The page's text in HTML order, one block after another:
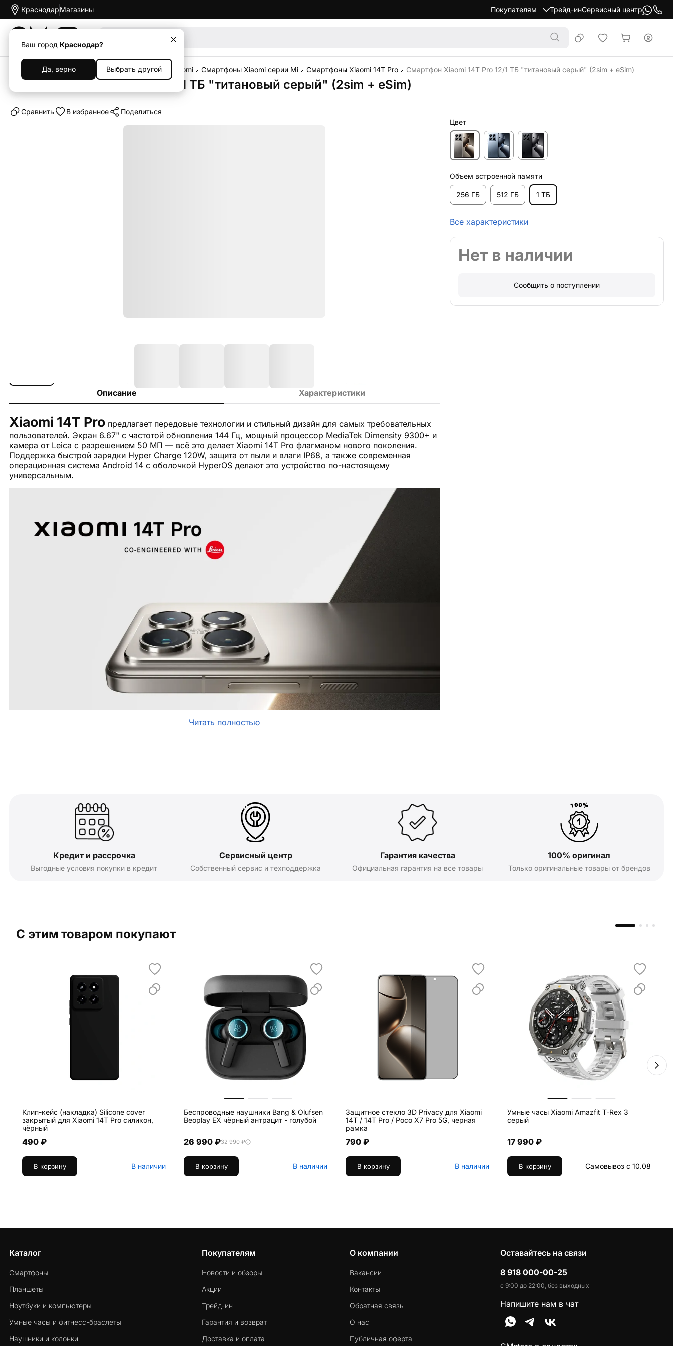
Краснодар
Ваш город Краснодар?
Да, верно Выбрать другой
Магазины Покупателям Трейд-инСервисный центр
Каталог Смартфоны Смартфоны Xiaomi Смартфоны Xiaomi серии Mi Смартфоны Xiaomi 14T Pro Смартфон Xiaomi 14T Pro 12/1 ТБ "титановый серый" (2sim + eSim)
Смартфон Xiaomi 14T Pro 12/1 ТБ "титановый серый" (2sim + eSim)
Cравнить В избранное Поделиться
Описание Характеристики
Xiaomi 14T Pro предлагает передовые технологии и стильный дизайн для самых требовательных
пользователей. Экран 6.67" с частотой обновления 144 Гц, мощный процессор MediaTek Dimensity 9300+ и
камера от Leica с разрешением 50 МП — всё это делает Xiaomi 14T Pro флагманом нового поколения.
Поддержка быстрой зарядки Hyper Charge 120W, защита от пыли и влаги IP68, а также современная
операционная система Android 14 с оболочкой HyperOS делают это устройство по-настоящему
универсальным.
Читать полностью
Цвет
Объем встроенной памяти
256 ГБ 512 ГБ 1 ТБ
Все характеристики
Нет в наличии
Сообщить о поступлении
Кредит и рассрочка
Выгодные условия покупки в кредит
Сервисный центр
Собственный сервис и техподдержка
Гарантия качества
Официальная гарантия на все товары
100% оригинал
Только оригинальные товары от брендов
С этим товаром покупают
Клип-кейс (накладка) Silicone cover
закрытый для Xiaomi 14T Pro силикон,
чёрный
490 ₽
В корзину В наличии
Беспроводные наушники Bang & Olufsen
Beoplay EX чёрный антрацит - голубой
26 990 ₽32 990 ₽
В корзину В наличии
Защитное стекло 3D Privacy для Xiaomi
14T / 14T Pro / Poco X7 Pro 5G, черная
рамка
790 ₽
В корзину В наличии
Умные часы Xiaomi Amazfit T-Rex 3
серый
17 990 ₽
В корзину Самовывоз с 10.08
Каталог
Смартфоны
Планшеты
Ноутбуки и компьютеры
Умные часы и фитнесс-браслеты
Наушники и колонки
Покупателям
Новости и обзоры
Акции
Трейд-ин
Гарантия и возврат
Доставка и оплата
О компании
Вакансии
Контакты
Обратная связь
О нас
Публичная оферта
Оставайтесь на связи
8 918 000-00-25
с 9:00 до 22:00, без выходных
Напишите нам в чат